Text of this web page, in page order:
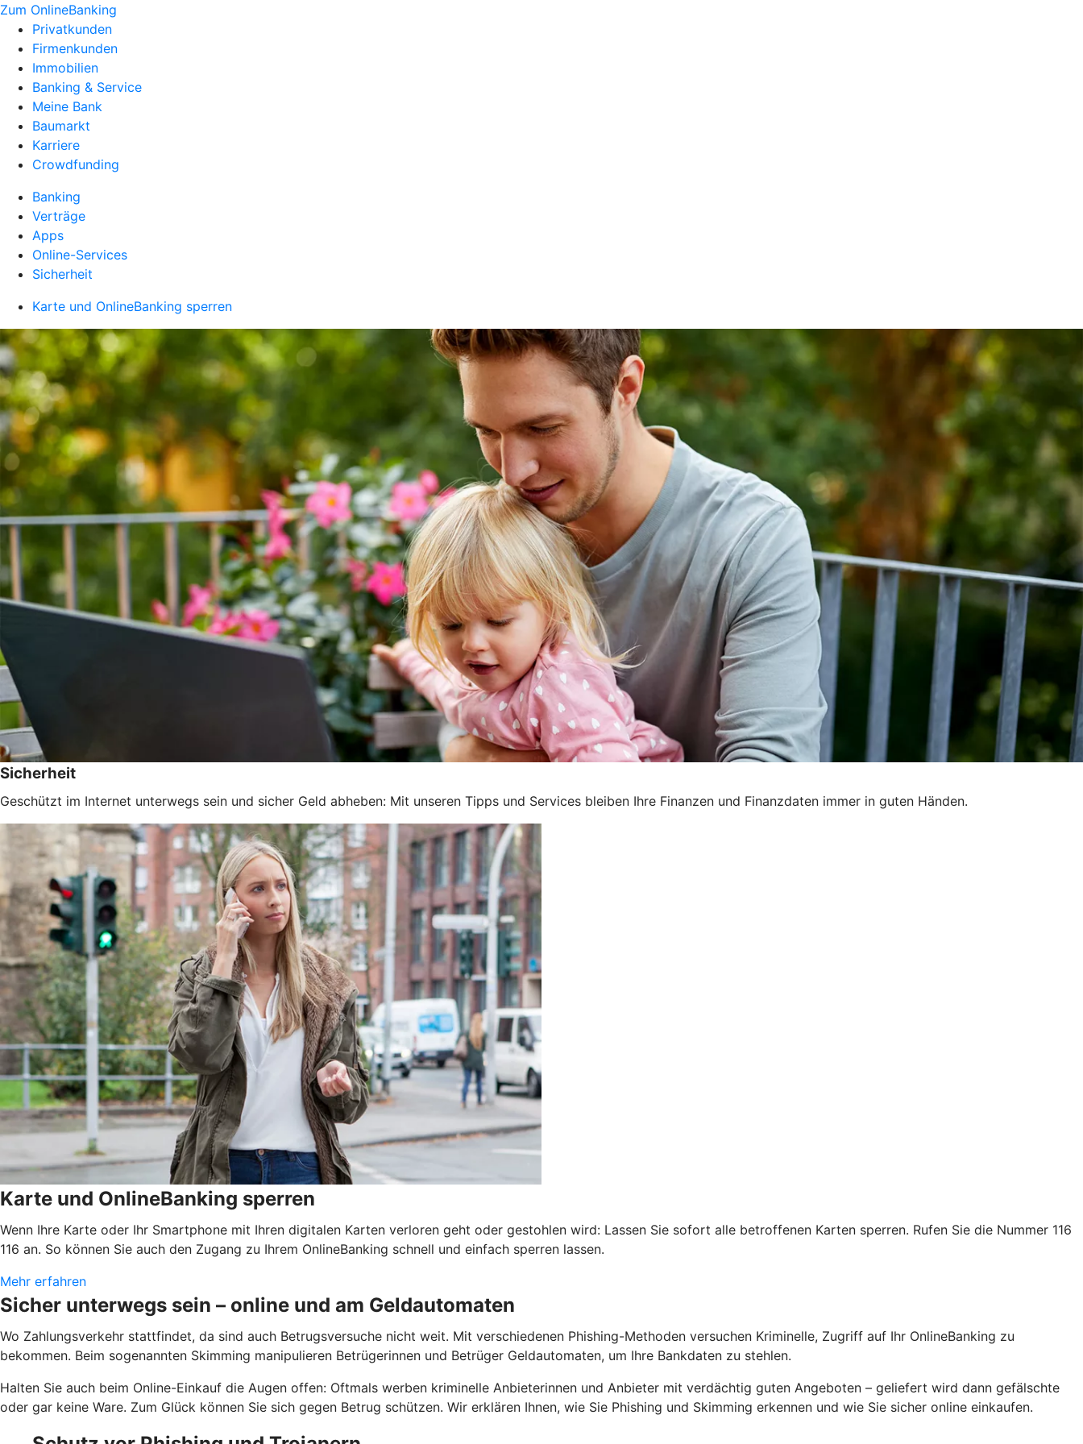
Zum OnlineBanking
Privatkunden
Firmenkunden
Immobilien
Banking & Service
Meine Bank
Baumarkt
Karriere
Crowdfunding
Banking
Verträge
Apps
Online-Services
Sicherheit
Karte und OnlineBanking sperren
Sicherheit
Geschützt im Internet unterwegs sein und sicher Geld abheben: Mit unseren Tipps und Services bleiben Ihre Finanzen und Finanzdaten immer in guten Händen.
Karte und OnlineBanking sperren
Wenn Ihre Karte oder Ihr Smartphone mit Ihren digitalen Karten verloren geht oder gestohlen wird: Lassen Sie sofort alle betroffenen Karten sperren. Rufen Sie die Nummer 116
116 an. So können Sie auch den Zugang zu Ihrem OnlineBanking schnell und einfach sperren lassen.
Mehr erfahren
Sicher unterwegs sein – online und am Geldautomaten
Wo Zahlungsverkehr stattfindet, da sind auch Betrugsversuche nicht weit. Mit verschiedenen Phishing-Methoden versuchen Kriminelle, Zugriff auf Ihr OnlineBanking zu
bekommen. Beim sogenannten Skimming manipulieren Betrügerinnen und Betrüger Geldautomaten, um Ihre Bankdaten zu stehlen.
Halten Sie auch beim Online-Einkauf die Augen offen: Oftmals werben kriminelle Anbieterinnen und Anbieter mit verdächtig guten Angeboten – geliefert wird dann gefälschte
oder gar keine Ware. Zum Glück können Sie sich gegen Betrug schützen. Wir erklären Ihnen, wie Sie Phishing und Skimming erkennen und wie Sie sicher online einkaufen.